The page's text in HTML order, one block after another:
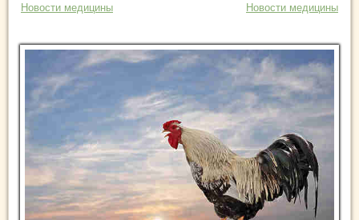
Новости медицины Новости медицины